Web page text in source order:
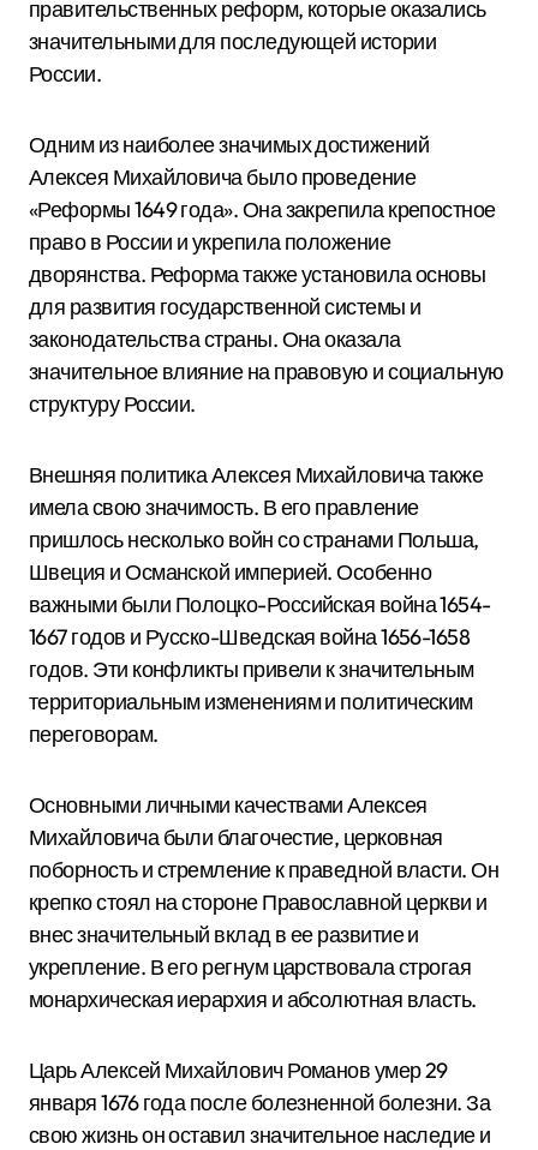
правительственных реформ, которые оказались
значительными для последующей истории
России.
Одним из наиболее значимых достижений
Алексея Михайловича было проведение
«Реформы 1649 года». Она закрепила крепостное
право в России и укрепила положение
дворянства. Реформа также установила основы
для развития государственной системы и
законодательства страны. Она оказала
значительное влияние на правовую и социальную
структуру России.
Внешняя политика Алексея Михайловича также
имела свою значимость. В его правление
пришлось несколько войн со странами Польша,
Швеция и Османской империей. Особенно
важными были Полоцко-Российская война 1654-
1667 годов и Русско-Шведская война 1656-1658
годов. Эти конфликты привели к значительным
территориальным изменениям и политическим
переговорам.
Основными личными качествами Алексея
Михайловича были благочестие, церковная
поборность и стремление к праведной власти. Он
крепко стоял на стороне Православной церкви и
внес значительный вклад в ее развитие и
укрепление. В его регнум царствовала строгая
монархическая иерархия и абсолютная власть.
Царь Алексей Михайлович Романов умер 29
января 1676 года после болезненной болезни. За
свою жизнь он оставил значительное наследие и